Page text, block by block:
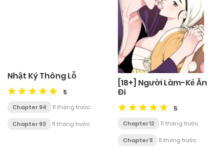
Nhật Ký Thông Lỗ
5
Chapter 94 11 tháng trước
Chapter 93 11 tháng trước
[18+] Người Làm-Kẻ Ăn
Đi
5
Chapter 12 11 tháng trước
Chapter 11 11 tháng trước